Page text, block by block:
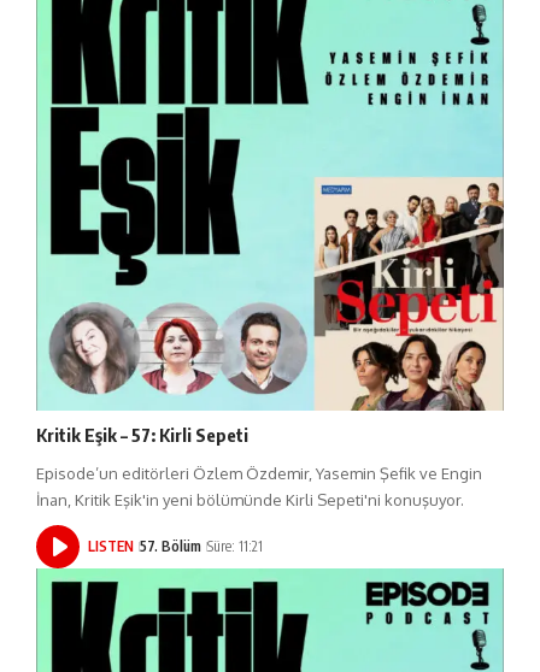
Kritik Eşik – 57: Kirli Sepeti
Episode’un editörleri Özlem Özdemir, Yasemin Şefik ve Engin
İnan, Kritik Eşik'in yeni bölümünde Kirli Sepeti'ni konuşuyor.
LISTEN 57. Bölüm Süre: 11:21